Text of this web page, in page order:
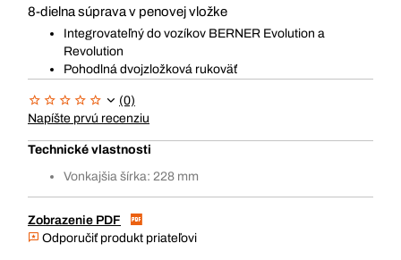
8-dielna súprava v penovej vložke
Integrovateľný do vozíkov BERNER Evolution a
Revolution
Pohodlná dvojzložková rukoväť
(0)
Napíšte prvú recenziu
Technické vlastnosti
Vonkajšia šírka: 228 mm
Zobrazenie PDF
Odporučiť produkt priateľovi